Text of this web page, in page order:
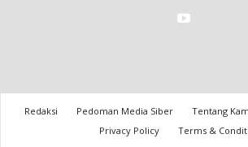
Redaksi Pedoman Media Siber Tentang
Privacy Policy
Terms &